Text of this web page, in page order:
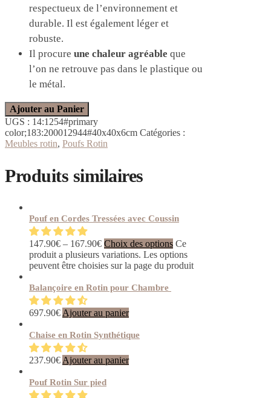
respectueux de l’environnement et
durable. Il est également léger et
robuste.
Il procure une chaleur agréable que
l’on ne retrouve pas dans le plastique ou
le métal.
Ajouter au Panier
UGS : 14:1254#primary
color;183:200012944#40x40x6cm Catégories :
Meubles rotin, Poufs Rotin
Produits similaires
Pouf en Cordes Tressées avec Coussin
147.90€ – 167.90€ Choix des options Ce
produit a plusieurs variations. Les options
peuvent être choisies sur la page du produit
Balançoire en Rotin pour Chambre
697.90€ Ajouter au panier
Chaise en Rotin Synthétique
237.90€ Ajouter au panier
Pouf Rotin Sur pied